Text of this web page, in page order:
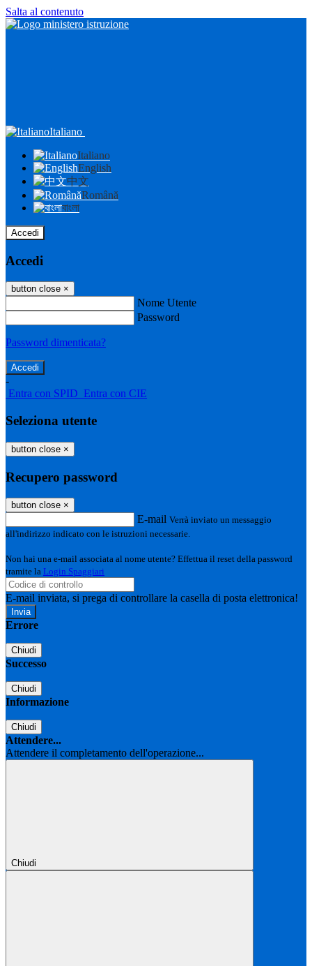
Salta al contenuto
Italiano
Italiano
English
中文
Română
বাংলা
Accedi
Accedi
button close ×
Nome Utente
Password
Password dimenticata?
-
Entra con SPID Entra con CIE
Seleziona utente
button close ×
Recupero password
button close ×
E-mail Verrà inviato un messaggio
all'indirizzo indicato con le istruzioni necessarie.
Non hai una e-mail associata al nome utente? Effettua il reset della password
tramite la Login Spaggiari
E-mail inviata, si prega di controllare la casella di posta elettronica!
Errore
Chiudi
Successo
Chiudi
Informazione
Chiudi
Attendere...
Attendere il completamento dell'operazione...
Chiudi